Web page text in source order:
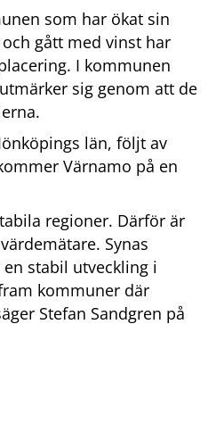
som har ökat sin
gått med vinst har
I kommunen
sig genom att de
län, följt av
Värnamo på en
regioner. Därför är
Synas
stabil utveckling i
kommuner där
Stefan Sandgren på